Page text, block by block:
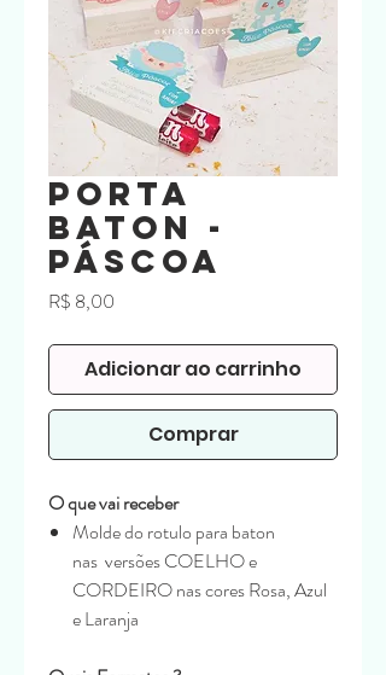
Porta
Baton -
Páscoa
R$ 8,00
Adicionar ao carrinho
Comprar
O que vai receber
Molde do rotulo para baton
nas versões COELHO e
CORDEIRO nas cores Rosa, Azul
e Laranja